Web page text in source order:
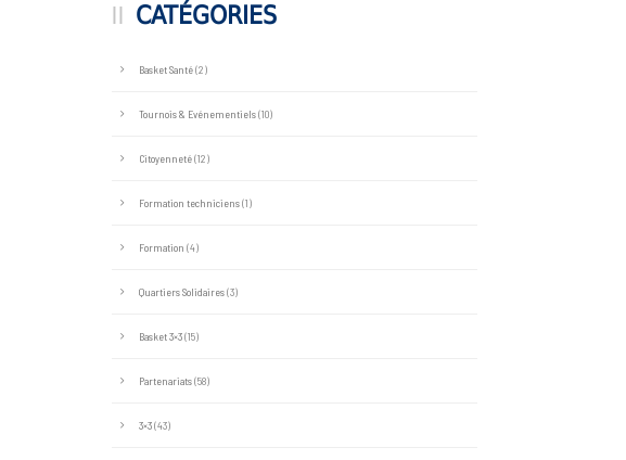
CATÉGORIES
Basket Santé(2)
Tournois & Evénementiels(10)
Citoyenneté(12)
Formation techniciens(1)
Formation (4)
Quartiers Solidaires(3)
Basket 3×3(15)
Partenariats(58)
3×3(43)